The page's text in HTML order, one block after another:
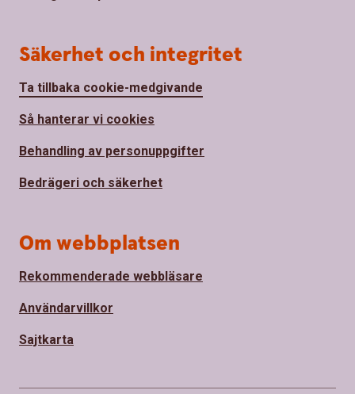
Säkerhet och integritet
Ta tillbaka cookie-medgivande
Så hanterar vi cookies
Behandling av personuppgifter
Bedrägeri och säkerhet
Om webbplatsen
Rekommenderade webbläsare
Användarvillkor
Sajtkarta